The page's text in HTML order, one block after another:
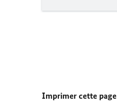
Imprimer cette page